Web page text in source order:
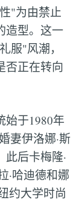
"为由禁止
造型。这一
服"风潮，
正在转向
始于1980年
妻伊洛娜·斯
后卡梅隆·
·哈迪德和娜
约大学时尚